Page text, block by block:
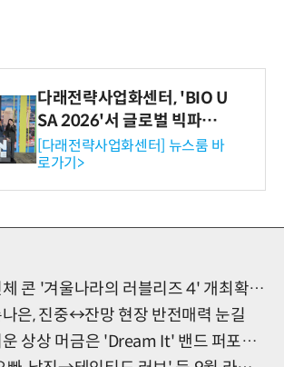
다래전략사업화센터, 'BIO U
SA 2026'서 글로벌 빅파마
와의 비즈니스 미팅 지원…K
-바이오 해외 진출 교두보 확
보
[다래전략사업화센터] 뉴스룸 바
로가기>
겨울나라의 러블리즈 4' 개최확정…데뷔 10주년 기념
은, 진중↔잔망 현장 반전매력 눈길
상상 머금은 'Dream It' 밴드 퍼포먼스 공개